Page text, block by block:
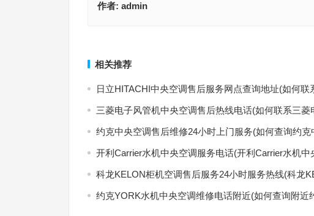
作者: admin
相关推荐
日立HITACHI中央空调售后服务网点查询地址(如何
三菱电子风管机中央空调售后热线电话(如何联系三
约克中央空调售后维修24小时上门服务(如何查询约
开利Carrier水机中央空调服务电话(开利Carrier水机
科龙KELON柜机空调售后服务24小时服务热线(科龙
约克YORK水机中央空调维修电话附近(如何查询附近